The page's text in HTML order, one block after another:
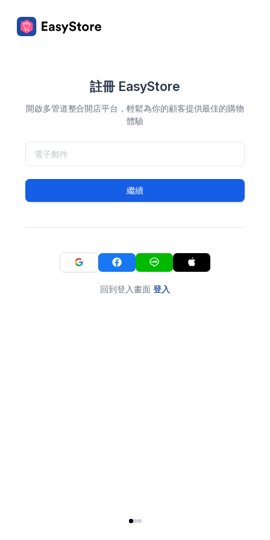
註冊 EasyStore
開啟多管道整合開店平台，輕鬆為你的顧客提供最佳的購物
體驗
繼續
回到登入畫面 登入